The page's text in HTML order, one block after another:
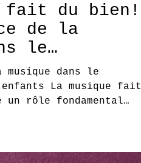
fait du bien!
de la
le
des
musique dans le
enfants La musique fait
rôle fondamental